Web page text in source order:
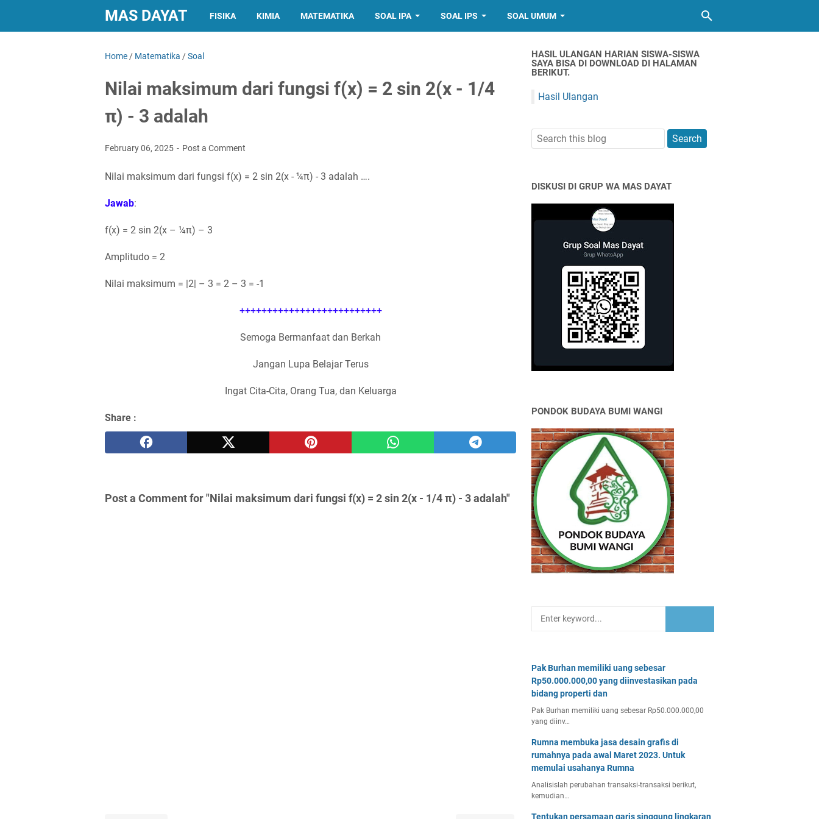
MAS DAYAT FISIKA KIMIA MATEMATIKA SOAL IPA SOAL IPS SOAL UMUM
Home / Matematika /Soal
Nilai maksimum dari fungsi f(x) = 2 sin 2(x - 1/4
π) - 3 adalah
February 06, 2025 Post a Comment
Nilai maksimum dari fungsi f(x) = 2 sin 2(x - ¼π) - 3 adalah ….
Jawab:
f(x) = 2 sin 2(x – ¼π) – 3
Amplitudo = 2
Nilai maksimum = |2| – 3 = 2 – 3 = -1
++++++++++++++++++++++++++
Semoga Bermanfaat dan Berkah
Jangan Lupa Belajar Terus
Ingat Cita-Cita, Orang Tua, dan Keluarga
Share :
Post a Comment for "Nilai maksimum dari fungsi f(x) = 2 sin 2(x - 1/4 π) - 3 adalah"
HASIL ULANGAN HARIAN SISWA-SISWA
SAYA BISA DI DOWNLOAD DI HALAMAN
BERIKUT.
Hasil Ulangan
DISKUSI DI GRUP WA MAS DAYAT
PONDOK BUDAYA BUMI WANGI
Pak Burhan memiliki uang sebesar
Rp50.000.000,00 yang diinvestasikan pada
bidang properti dan
Pak Burhan memiliki uang sebesar Rp50.000.000,00
yang diinv…
Rumna membuka jasa desain grafis di
rumahnya pada awal Maret 2023. Untuk
memulai usahanya Rumna
Analisislah perubahan transaksi-transaksi berikut,
kemudian…
Tentukan persamaan garis singgung lingkaran